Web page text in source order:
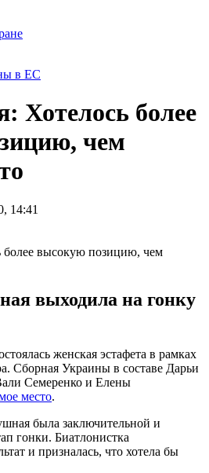
в ЕС
Хотелось более
чем
14:41
выходила на гонку
женская эстафета в рамках
Сборная Украины в составе Дарьи
Семеренко и Елены
место.
была заключительной и
гонки. Биатлонистка
и призналась, что хотела бы